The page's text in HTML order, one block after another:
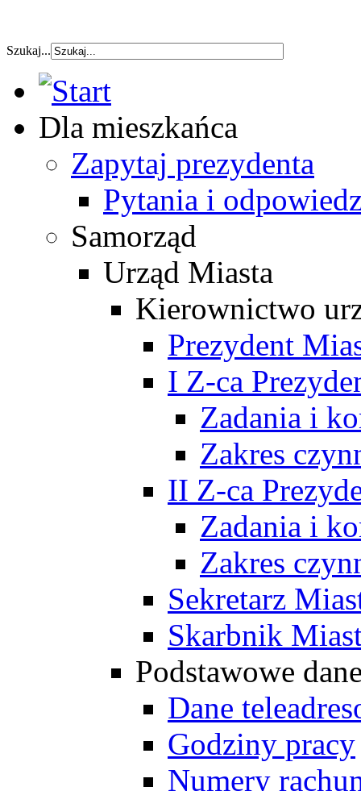
szybka pozyczka
Szukaj...
Dla mieszkańca
Zapytaj prezydenta
Pytania i
Samorząd
Urząd Miasta
Kierownictwo
Prezydent
I Z-ca
Zadania i
Zakres
II Z-ca
Zadania i
Zakres
Sekretarz
Skarbnik
Podstawowe
Dane
Godziny pracy
Numery